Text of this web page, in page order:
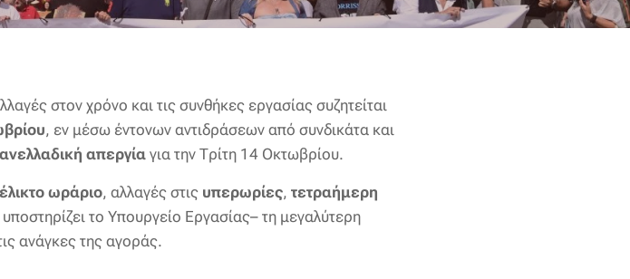
στον χρόνο και τις συνθήκες εργασίας συζητείται
, εν μέσω έντονων αντιδράσεων από συνδικάτα και
απεργία για την Τρίτη 14 Οκτωβρίου.
ωράριο, αλλαγές στις υπερωρίες, τετραήμερη
το Υπουργείο Εργασίας– τη μεγαλύτερη
ανάγκες της αγοράς.